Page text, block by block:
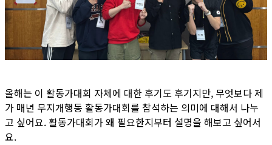
올해는 이 활동가대회 자체에 대한 후기도 후기지만, 무엇보다 제
가 매년 무지개행동 활동가대회를 참석하는 의미에 대해서 나누
고 싶어요. 활동가대회가 왜 필요한지부터 설명을 해보고 싶어서
요.